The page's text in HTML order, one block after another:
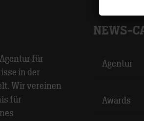
für
in der
Wir vereinen
für
NEWS-
Agentur
Awards